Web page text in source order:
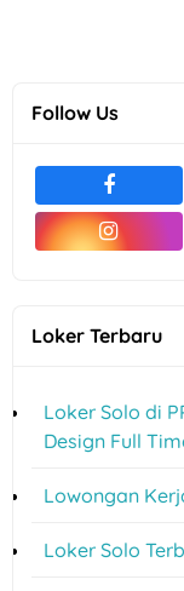
Follow Us
Loker Terbaru
Loker Solo di
Design Full
Lowongan
Loker Solo